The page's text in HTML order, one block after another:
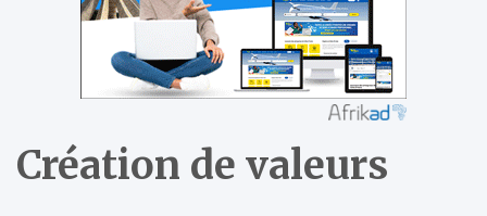
Création de valeurs